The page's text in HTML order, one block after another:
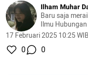
Ilham Muhar
Baru saja
Ilmu
Pasundan.
17 Februari 2025 10:25 WIB
0 0